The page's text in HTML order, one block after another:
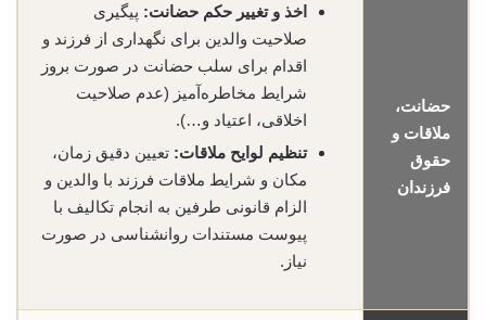
حضانت،
ملاقات و
حقوق
فرزندان
اخذ و تغییر حکم حضانت: پیگیری
صلاحیت والدین برای نگهداری از فرزند و
اقدام برای سلب حضانت در صورت بروز
شرایط مخاطره‌آمیز (عدم صلاحیت
اخلاقی، اعتیاد و…).
تنظیم لوایح ملاقات: تعیین دقیق زمان،
مکان و شرایط ملاقات فرزند با والدین و
الزام قانونی طرفین به انجام تکالیف با
پیوست مستندات روانشناسی در صورت
نیاز.